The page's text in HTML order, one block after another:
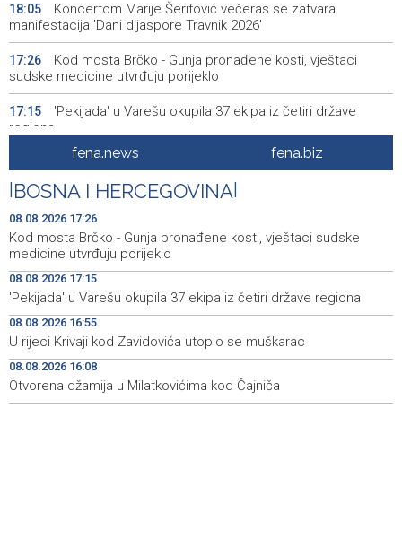
18:05
Koncertom Marije Šerifović večeras se zatvara
manifestacija 'Dani dijaspore Travnik 2026'
17:26
Kod mosta Brčko - Gunja pronađene kosti, vještaci
sudske medicine utvrđuju porijeklo
17:15
'Pekijada' u Varešu okupila 37 ekipa iz četiri države
regiona
U rijeci Krivaji kod Zavidovića utopio se muškarac
16:08 Otvorena džamija u Milatkovićima kod Čajniča
15:55
Zmajice se okupile u Mostaru: Reprezentacija BiH kreće
po novu mediteransku priču
15:55
SFF - Specijalna predfestivalska projekcija restauriranog
filma 'Žena s krajolikom' Ivice Matića
15:37
Požar kod Konjica i dalje aktivan, stanje bolje nego
jutros
15:27
Dokumentarac 'Bulevar Ivice Osima' osvojio nagradu na
City Festu u Niškoj Banji
fena.news fena.biz
BOSNA I HERCEGOVINA
08.08.2026 17:26
Kod mosta Brčko - Gunja pronađene kosti, vještaci sudske
medicine utvrđuju porijeklo
08.08.2026 17:15
'Pekijada' u Varešu okupila 37 ekipa iz četiri države regiona
08.08.2026 16:55
U rijeci Krivaji kod Zavidovića utopio se muškarac
08.08.2026 16:08
Otvorena džamija u Milatkovićima kod Čajniča